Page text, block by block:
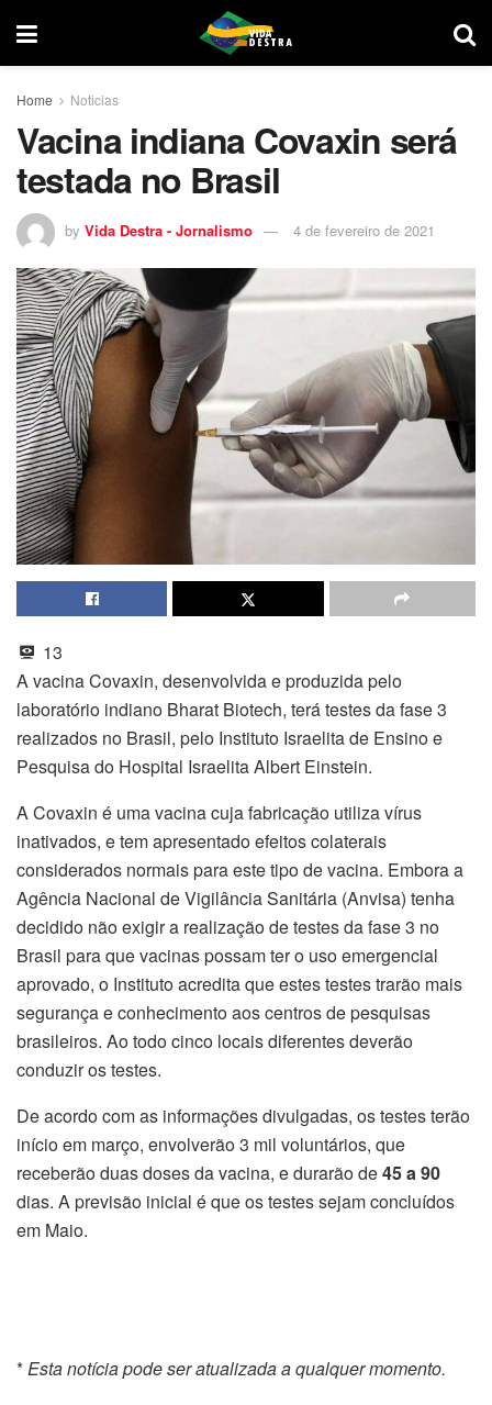
Home Noticias
Vacina indiana Covaxin será
testada no Brasil
by Vida Destra - Jornalismo 4 de fevereiro de 2021
13
A vacina Covaxin, desenvolvida e produzida pelo
laboratório indiano Bharat Biotech, terá testes da fase 3
realizados no Brasil, pelo Instituto Israelita de Ensino e
Pesquisa do Hospital Israelita Albert Einstein.
A Covaxin é uma vacina cuja fabricação utiliza vírus
inativados, e tem apresentado efeitos colaterais
considerados normais para este tipo de vacina. Embora a
Agência Nacional de Vigilância Sanitária (Anvisa) tenha
decidido não exigir a realização de testes da fase 3 no
Brasil para que vacinas possam ter o uso emergencial
aprovado, o Instituto acredita que estes testes trarão mais
segurança e conhecimento aos centros de pesquisas
brasileiros. Ao todo cinco locais diferentes deverão
conduzir os testes.
De acordo com as informações divulgadas, os testes terão
início em março, envolverão 3 mil voluntários, que
receberão duas doses da vacina, e durarão de45 a 90
dias. A previsão inicial é que os testes sejam concluídos
em Maio.
*Esta notícia pode ser atualizada a qualquer momento.